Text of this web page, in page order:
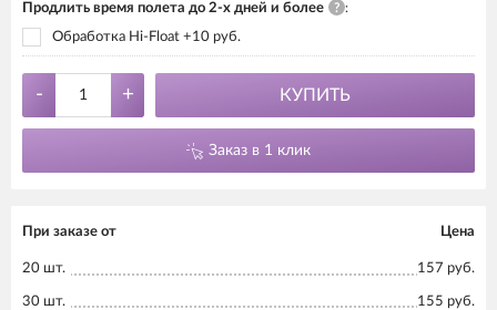
Продлить время полета до 2-х дней и более ? :
Обработка Hi-Float +10 руб.
- + КУПИТЬ
Заказ в 1 клик
При заказе от Цена
20 шт. 157 руб.
30 шт. 155 руб.